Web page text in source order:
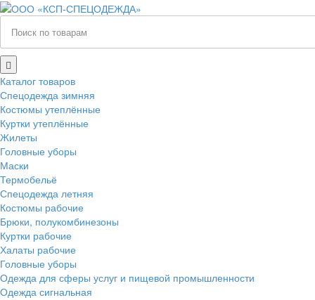
Каталог товаров
Спецодежда зимняя
Костюмы утеплённые
Куртки утеплённые
Жилеты
Головные уборы
Маски
Термобельё
Спецодежда летняя
Костюмы рабочие
Брюки, полукомбинезоны
Куртки рабочие
Халаты рабочие
Головные уборы
Одежда для сферы услуг и пищевой промышленности
Одежда сигнальная